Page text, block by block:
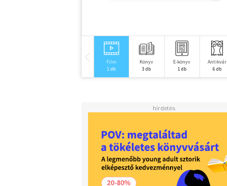
Film
1 db
Könyv
3 db
E-könyv
1 db
Antikvár
6 db